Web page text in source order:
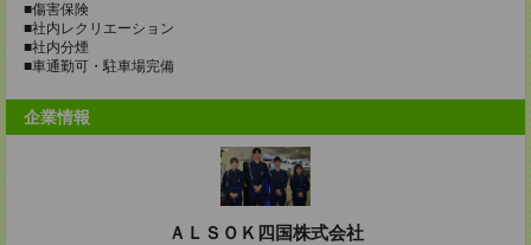
■傷害保険
■社内レクリエーション
■社内分煙
■車通勤可・駐車場完備
企業情報
ＡＬＳＯＫ四国株式会社